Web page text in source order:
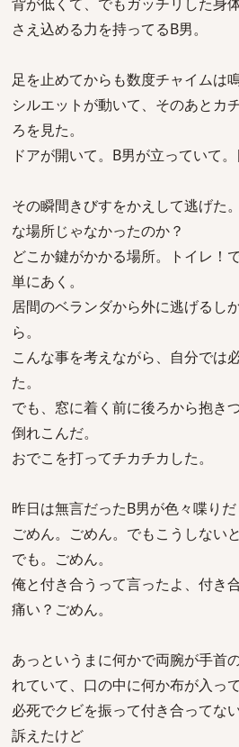
さえ込める力を持ってるB男。
足を止めてからも数度チャイムは
シルエットが動いて、そのあとカ
ろを見た。
ドアが開いて。B男が立っていて。
その瞬間きびすをかえして逃げた
な場所じゃなかったのか？
どこか鍵がかかる場所。トイレ！
単にあく。
居間のベランダから外に逃げるし
ら。
こんな事を考えながら、自分では
た。
でも、窓に着く前に後ろから抱き
倒れこんだ。
おでこを打ってチカチカした。
昨日は無言だったB男が色々喋りだ
ごめん。ごめん。でもこうしない
でも。ごめん。
俺と付き合うって言ったよ、付き
痛い？ごめん。
あっというまに何かで両腕が手首
れていて、口の中に何か布が入って
必死でクビを振って付き合ってな
訴えたけど